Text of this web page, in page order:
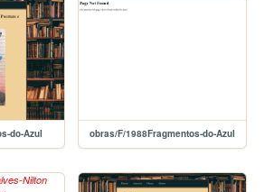
do-Azul obras/F/1988Fragmentos-do-Azul